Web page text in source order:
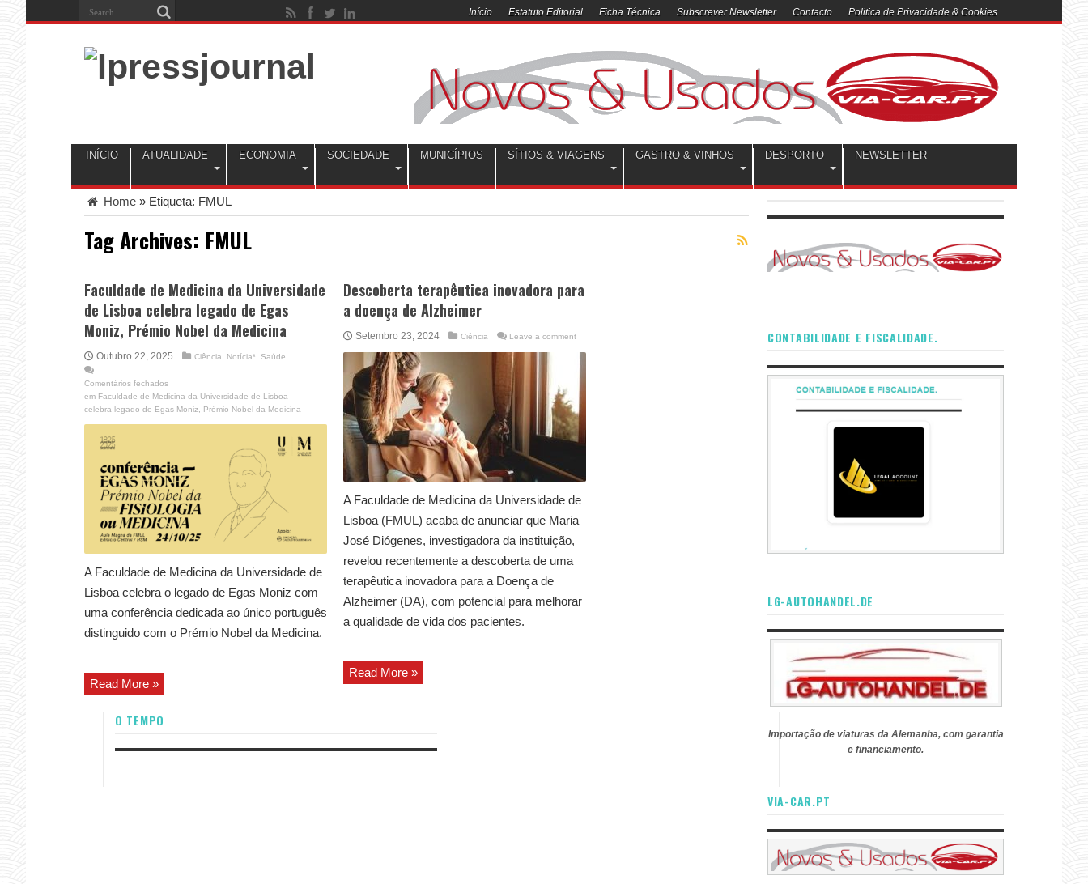
Início Estatuto Editorial Ficha Técnica Subscrever Newsletter Contacto Politica de Privacidade & Cookies
INÍCIO ATUALIDADE ECONOMIA SOCIEDADE MUNICÍPIOS SÍTIOS & VIAGENS GASTRO & VINHOS DESPORTO NEWSLETTER
Home » Etiqueta: FMUL
Tag Archives: FMUL
Faculdade de Medicina da Universidade
de Lisboa celebra legado de Egas
Moniz, Prémio Nobel da Medicina
Outubro 22, 2025 Ciência Notícia* Saúde
Comentários fechados
em Faculdade de Medicina da Universidade de Lisboa
celebra legado de Egas Moniz, Prémio Nobel da Medicina
A Faculdade de Medicina da Universidade de
Lisboa celebra o legado de Egas Moniz com
uma conferência dedicada ao único português
distinguido com o Prémio Nobel da Medicina.
Read More »
Descoberta terapêutica inovadora para
a doença de Alzheimer
Setembro 23, 2024 Ciência Leave a comment
A Faculdade de Medicina da Universidade de
Lisboa (FMUL) acaba de anunciar que Maria
José Diógenes, investigadora da instituição,
revelou recentemente a descoberta de uma
terapêutica inovadora para a Doença de
Alzheimer (DA), com potencial para melhorar
a qualidade de vida dos pacientes.
Read More »
O TEMPO
CONTABILIDADE E FISCALIDADE.
LG-AUTOHANDEL.DE
Importação de viaturas da Alemanha, com garantia
e financiamento.
VIA-CAR.PT